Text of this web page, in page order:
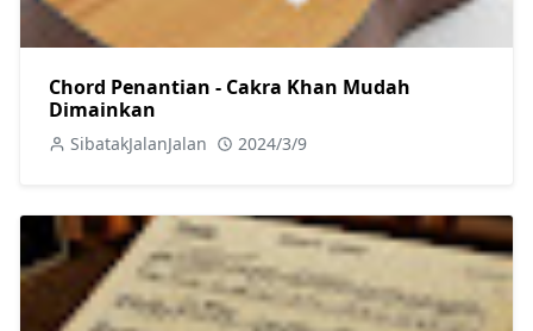
Chord Penantian - Cakra Khan Mudah
Dimainkan
SibatakJalanJalan 2024/3/9